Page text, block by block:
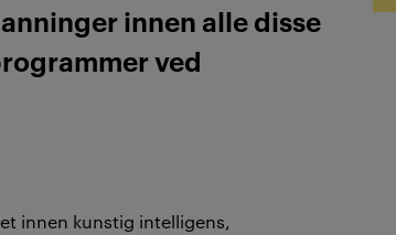
innen alle disse
ved
innen kunstig intelligens,